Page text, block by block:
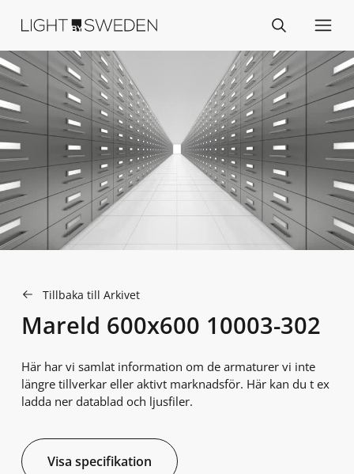
Tillbaka till Arkivet
Mareld 600x600 10003-302
Här har vi samlat information om de armaturer vi inte
längre tillverkar eller aktivt marknadsför. Här kan du t ex
ladda ner datablad och ljusfiler.
Visa specifikation